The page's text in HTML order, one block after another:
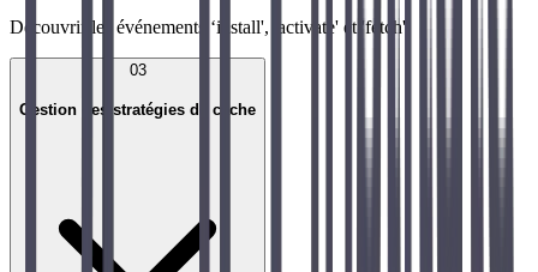
Découvrir les événements ‘install', 'activate' et 'fetch'
03
Gestion des stratégies de cache